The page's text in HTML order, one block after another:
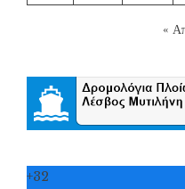
«
+32